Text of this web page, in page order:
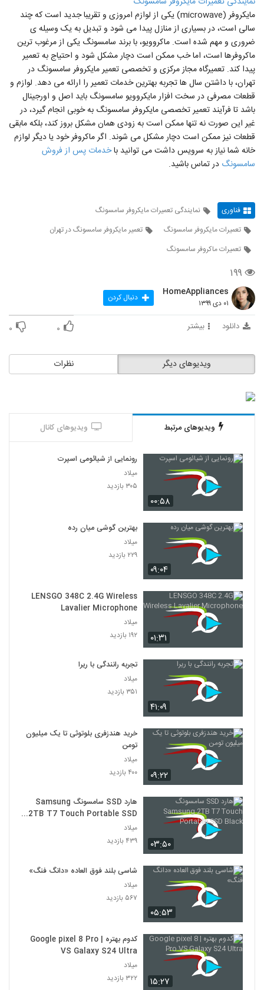
مایکروفر (microwave) یکی از لوازم امروزی و تقریبا جدید است که چند
سالی است، در بسیاری از منازل پیدا می شود و تبدیل به یک وسیله ی
ضروری و مهم شده است. ماکروویو، با برند سامسونگ یکی از مرغوب ترین
ماکروفرها است، اما خب ممکن است دچار مشکل شود و احتیاج به تعمیر
پیدا کند. تعمیرگاه مجاز مرکزی و تخصصی تعمیر مایکروفر سامسونگ در
تهران، با داشتن سال ها تجربه بهترین خدمات تعمیر را ارائه می دهد. لوازم و
قطعات مصرفی در سخت افزار مایکروویو سامسونگ باید اصل و اورجینال
باشد تا فرآیند تعمیر تخصصی مایکروفر سامسونگ به خوبی انجام گیرد، در
غیر این صورت نه تنها ممکن است به زودی همان مشکل بروز کند، بلکه مابقی
قطعات نیز ممکن است دچار مشکل می شوند. اگر ماکروفر خود یا دیگر لوازم
خانه شما نیاز به سرویس داشت می توانید باخدمات پس از فروش
سامسونگ در تماس باشید.
فناوری
نمایندگی تعمیرات مایکروفر سامسونگ
تعمیرات مایکروفر سامسونگ
تعمیر مایکروفر سامسونگ در تهران
تعمیرات ماکروفر سامسونگ
۱۹۹
HomeAppliances
۰۱ دی ۱۳۹۹ دنبال کردن
دانلود بیشتر ۰ ۰
نظرات ویدیوهای دیگر
ویدیوهای مرتبط ویدیوهای کانال
۰۰:۵۸
رونمایی از شیائومی اسپرت
میلاد
۳۰۵ بازدید
۰۹:۰۴
بهترین گوشی میان رده
میلاد
۲۲۹ بازدید
۰۱:۳۱
LENSGO 348C 2.4G Wireless
Lavalier Microphone
میلاد
۱۹۲ بازدید
۴۱:۰۹
تجربه رانندگی با ریرا
میلاد
۳۵۱ بازدید
۰۹:۲۲
خرید هندزفری بلوتوثی تا یک میلیون
تومن
میلاد
۴۰۰ بازدید
۰۳:۵۰
هارد SSD سامسونگ Samsung
2TB T7 Touch Portable SSD
Black
میلاد
۴۳۹ بازدید
۰۵:۵۳
شاسی بلند فوق العاده «دانگ فنگ»
میلاد
۵۶۷ بازدید
۱۵:۲۷
کدوم بهتره | Google pixel 8 Pro
VS Galaxy S24 Ultra
میلاد
۳۲۲ بازدید